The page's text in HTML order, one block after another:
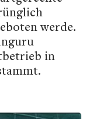
werde.
in